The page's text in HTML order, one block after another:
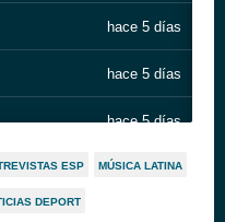
hace 5 días
hace 5 días
hace 5 días
hace 5 días
ESP MÚSICA LATINA
DEPORT